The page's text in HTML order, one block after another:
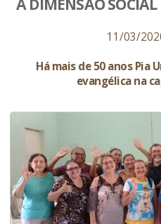
11/03/
Há mais de 50 anos Pia
evangélica na